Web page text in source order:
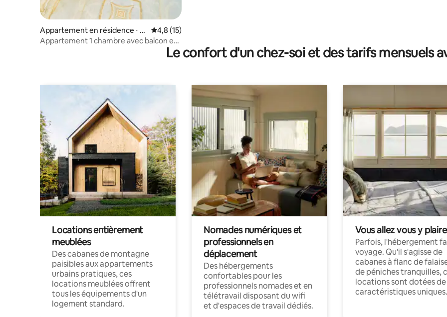
Appartement en résidence ⋅ B
odh Gaya
Évaluation moyenne sur la base de 15 commentaires : 4,8 sur 5
4,8 (15)
Appartement 1 chambre avec balcon et
Le confort d'un chez-soi et des tarifs mensuels
Locations entièrement
meublées
Des cabanes de montagne
paisibles aux appartements
urbains pratiques, ces
locations meublées offrent
tous les équipements d'un
logement standard.
Nomades numériques et
professionnels en
déplacement
Des hébergements
confortables pour les
professionnels nomades et en
télétravail disposant du wifi
et d'espaces de travail dédiés.
Vous allez vous y plaire
Parfois, l'hébergement
voyage. Qu'il s'agisse de
cabanes à flanc de
de péniches tranquilles,
locations sont dotées de
caractéristiques uniques.